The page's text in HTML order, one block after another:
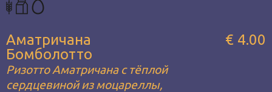
Аматричана
Бомболотто
Ризотто Аматричана с тёплой
сердцевиной из моцареллы,
€ 4.00